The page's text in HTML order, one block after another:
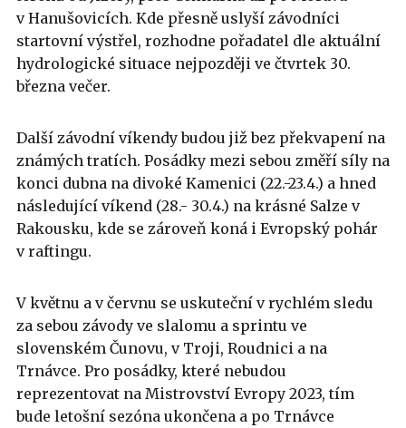
v Hanušovicích. Kde přesně uslyší závodníci
startovní výstřel, rozhodne pořadatel dle aktuální
hydrologické situace nejpozději ve čtvrtek 30.
března večer.
Další závodní víkendy budou již bez překvapení na
známých tratích. Posádky mezi sebou změří síly na
konci dubna na divoké Kamenici (22.-23.4.) a hned
následující víkend (28.- 30.4.) na krásné Salze v
Rakousku, kde se zároveň koná i Evropský pohár
v raftingu.
V květnu a v červnu se uskuteční v rychlém sledu
za sebou závody ve slalomu a sprintu ve
slovenském Čunovu, v Troji, Roudnici a na
Trnávce. Pro posádky, které nebudou
reprezentovat na Mistrovství Evropy 2023, tím
bude letošní sezóna ukončena a po Trnávce